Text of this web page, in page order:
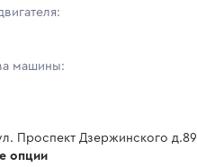
машины:
Проспект Дзержинского д.89
опции